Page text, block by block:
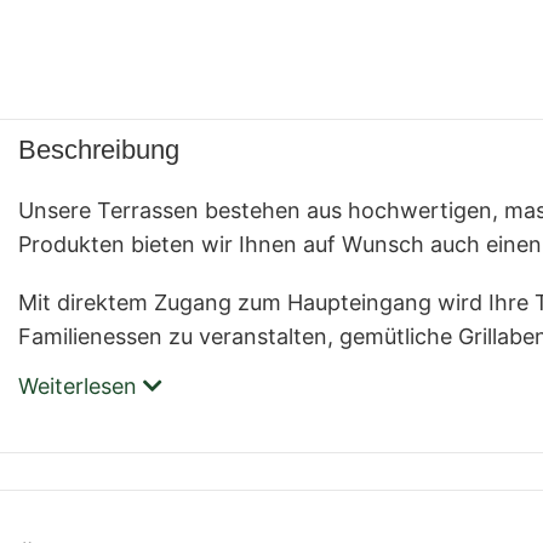
Beschreibung
Unsere Terrassen bestehen aus hochwertigen,
Produkten bieten wir Ihnen auf Wunsch auch
Mit direktem Zugang zum Haupteingang wird
Familienessen zu veranstalten, gemütliche
Weiterlesen